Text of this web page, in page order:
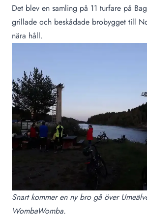
Det blev en samling på 11 turfare på
grillade och beskådade brobygget till
nära håll.
Snart kommer en ny bro gå över
WombaWomba.